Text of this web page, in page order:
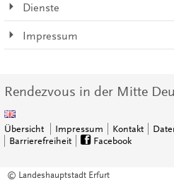
Dienste
Impressum
Rendezvous in der Mitte
Übersicht Impressum Kontakt
Barrierefreiheit
Facebook
© Landeshauptstadt Erfurt